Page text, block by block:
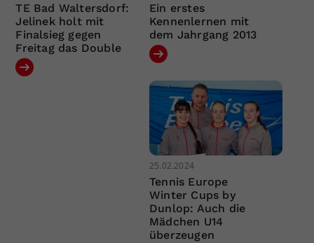
TE Bad Waltersdorf:
Jelinek holt mit
Finalsieg gegen
Freitag das Double
Ein erstes
Kennenlernen mit
dem Jahrgang 2013
25.02.2024
Tennis Europe
Winter Cups by
Dunlop: Auch die
Mädchen U14
überzeugen